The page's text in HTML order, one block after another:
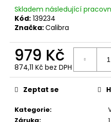
Skladem následující
Kód: 139234
Značka:Calibra
979 Kč
874,11 Kč bez DPH
Měrná
cena:
Kategorie:
Záruka:
Zeptat se
u
u
e
m
e